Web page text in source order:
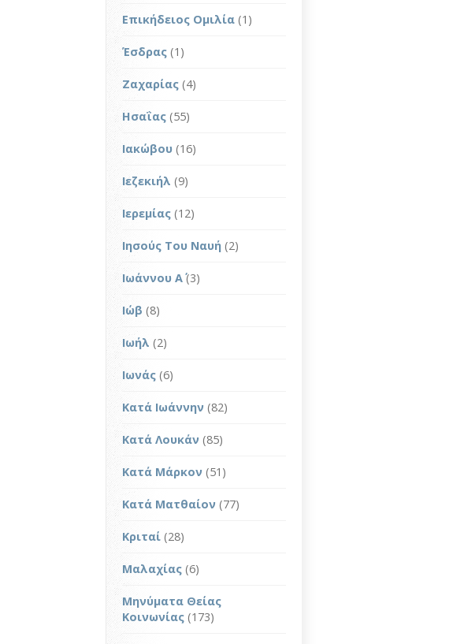
Επικήδειος Ομιλία (1)
Έσδρας (1)
Ζαχαρίας (4)
Ησαΐας (55)
Ιακώβου (16)
Ιεζεκιήλ (9)
Ιερεμίας (12)
Ιησούς Του Ναυή (2)
Ιωάννου Α΄(3)
Ιώβ (8)
Ιωήλ (2)
Ιωνάς (6)
Κατά Ιωάννην (82)
Κατά Λουκάν (85)
Κατά Μάρκον (51)
Κατά Ματθαίον (77)
Κριταί (28)
Μαλαχίας (6)
Μηνύματα Θείας
Κοινωνίας (173)